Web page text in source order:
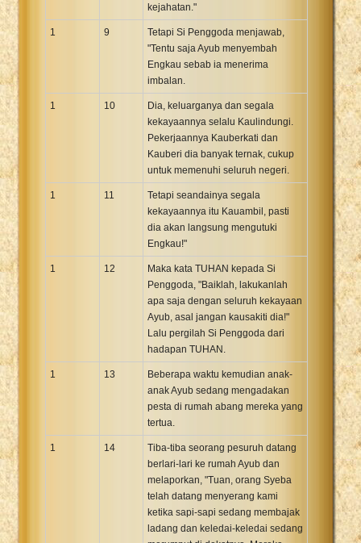
kejahatan."
1 9
Tetapi Si Penggoda menjawab,
"Tentu saja Ayub menyembah
Engkau sebab ia menerima
imbalan.
1 10
Dia, keluarganya dan segala
kekayaannya selalu Kaulindungi.
Pekerjaannya Kauberkati dan
Kauberi dia banyak ternak, cukup
untuk memenuhi seluruh negeri.
1 11
Tetapi seandainya segala
kekayaannya itu Kauambil, pasti
dia akan langsung mengutuki
Engkau!"
1 12
Maka kata TUHAN kepada Si
Penggoda, "Baiklah, lakukanlah
apa saja dengan seluruh kekayaan
Ayub, asal jangan kausakiti dia!"
Lalu pergilah Si Penggoda dari
hadapan TUHAN.
1 13
Beberapa waktu kemudian anak-
anak Ayub sedang mengadakan
pesta di rumah abang mereka yang
tertua.
1 14
Tiba-tiba seorang pesuruh datang
berlari-lari ke rumah Ayub dan
melaporkan, "Tuan, orang Syeba
telah datang menyerang kami
ketika sapi-sapi sedang membajak
ladang dan keledai-keledai sedang